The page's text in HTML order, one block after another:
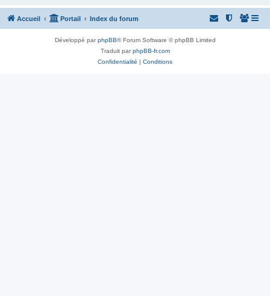
Accueil Portail Index du forum
Développé parphpBB® Forum Software © phpBB Limited
Traduit parphpBB-fr.com
Confidentialité | Conditions